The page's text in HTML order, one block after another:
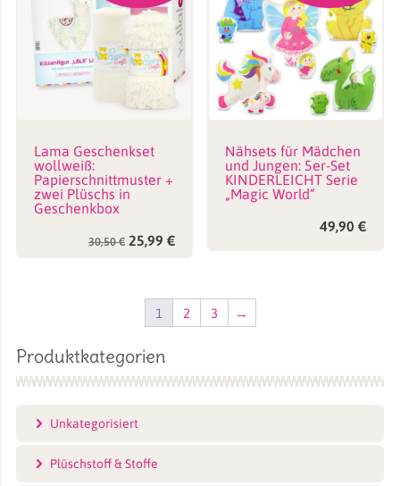
Lama Geschenkset
wollweiß:
Papierschnittmuster +
zwei Plüschs in
Geschenkbox
30,50€ Ursprünglicher
25,99 €Aktueller
Nähsets für Mädchen
und Jungen: 5er-Set
KINDERLEICHT Serie
„Magic World“
49,90€
1 2 3 →
Produktkategorien
Unkategorisiert
Plüschstoff & Stoffe